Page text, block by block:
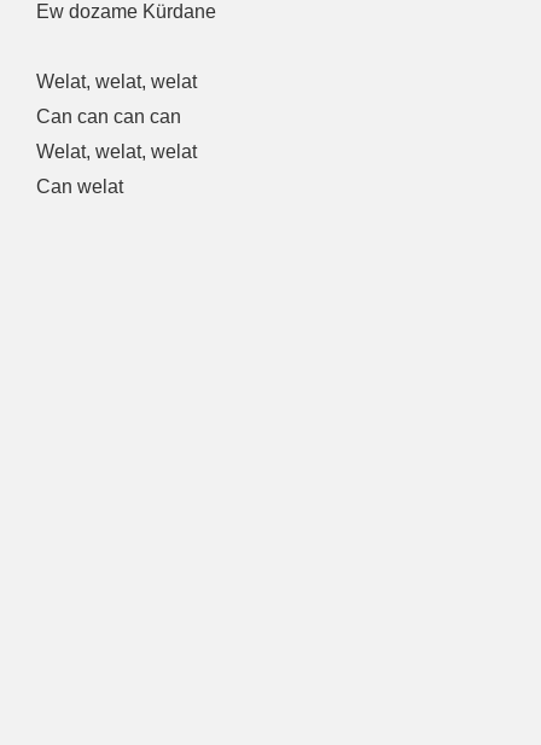
Ew dozame Kürdane
Welat, welat, welat
Can can can can
Welat, welat, welat
Can welat